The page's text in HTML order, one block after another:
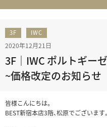
3F IWC
2020年12月21日
3F｜IWC ポルトギー
~価格改定のお知らせ
皆様こんにちは。
BEST新宿本店3階、松原でございます。